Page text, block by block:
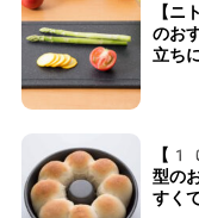
【
のお
立ち
【
型の
すく